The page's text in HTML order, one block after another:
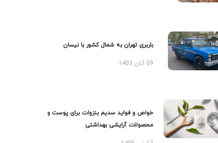
باربری تهران به شمال کشور با نیسان
09 آبان 1403
خواص و فواید سدیم بنزوات برای پوست و
محصولات آرایشی بهداشتی